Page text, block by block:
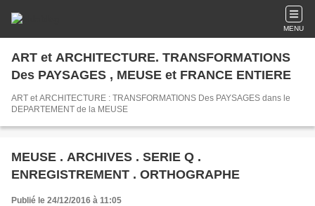
MENU
ART et ARCHITECTURE. TRANSFORMATIONS
Des PAYSAGES , MEUSE et FRANCE ENTIERE
ART et ARCHITECTURE : TRANSFORMATIONS Des PAYSAGES dans le
DEPARTEMENT de la MEUSE
MEUSE . ARCHIVES . SERIE Q .
ENREGISTREMENT . ORTHOGRAPHE
Publié le 24/12/2016 à 11:05